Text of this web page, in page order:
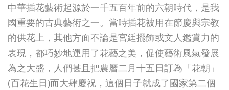
中華插花藝術起源於一千五百年前的六朝時代，是我
國重要的古典藝術之一。當時插花被用在節慶與宗教
的供花上，其他方面不論是宮廷擺飾或文人鑑賞力的
表現，都巧妙地運用了花藝之美，促使藝術風氣發展
為之大盛，人們甚且把農曆二月十五日訂為「花朝」
(百花生日)而大肆慶祝，這個日子就成了國家第二個